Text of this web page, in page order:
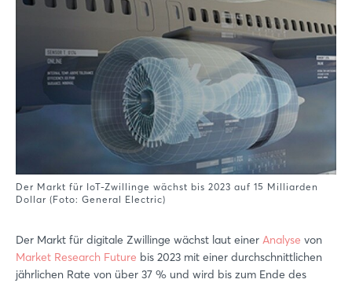
Der Markt für IoT-Zwillinge wächst bis 2023 auf 15 Milliarden
Dollar (Foto: General Electric)
Der Markt für digitale Zwillinge wächst laut einer Analyse von
Market Research Future bis 2023 mit einer durchschnittlichen
jährlichen Rate von über 37 % und wird bis zum Ende des